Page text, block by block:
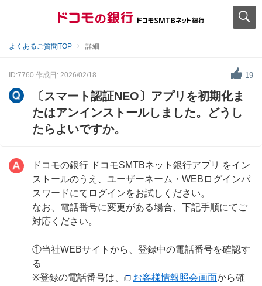
よくあるご質問TOP 詳細
ID:7760 作成日: 2026/02/18 19
〔スマート認証NEO〕アプリを初期化ま
たはアンインストールしました。どうし
たらよいですか。
ドコモの銀行 ドコモSMTBネット銀行アプリ をイン
ストールのうえ、ユーザーネーム・WEBログインパ
スワードにてログインをお試しください。
なお、電話番号に変更がある場合、下記手順にてご
対応ください。
①当社WEBサイトから、登録中の電話番号を確認す
る
※登録の電話番号は、
お客様情報照会画面から確